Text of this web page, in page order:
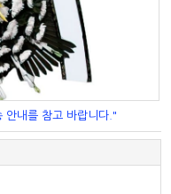
안내를 참고 바랍니다."